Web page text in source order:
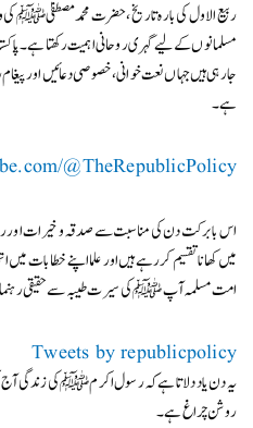
ربیع الاول کی بارہ تاریخ، حضرت محمد مصطفیٰ ﷺ
مسلمانوں کے لیے گہری روحانی اہمیت رکھتا ہے۔
جارہی ہیں جہاں نعت خوانی، خصوصی دعائیں اور
ہے۔
@TheRepublicPolicy
اس بابرکت دن کی مناسبت سے صدقہ و خیرات اور
میں کھانا تقسیم کر رہے ہیں اور علما اپنے خطابات
امت مسلمہ آپ ﷺ کی سیرت طیبہ سے حقیقی
Tweets by republicpolicy
یہ دن یاد دلاتا ہے کہ رسول اکرم ﷺ کی زندگی آج
روشن چراغ ہے۔